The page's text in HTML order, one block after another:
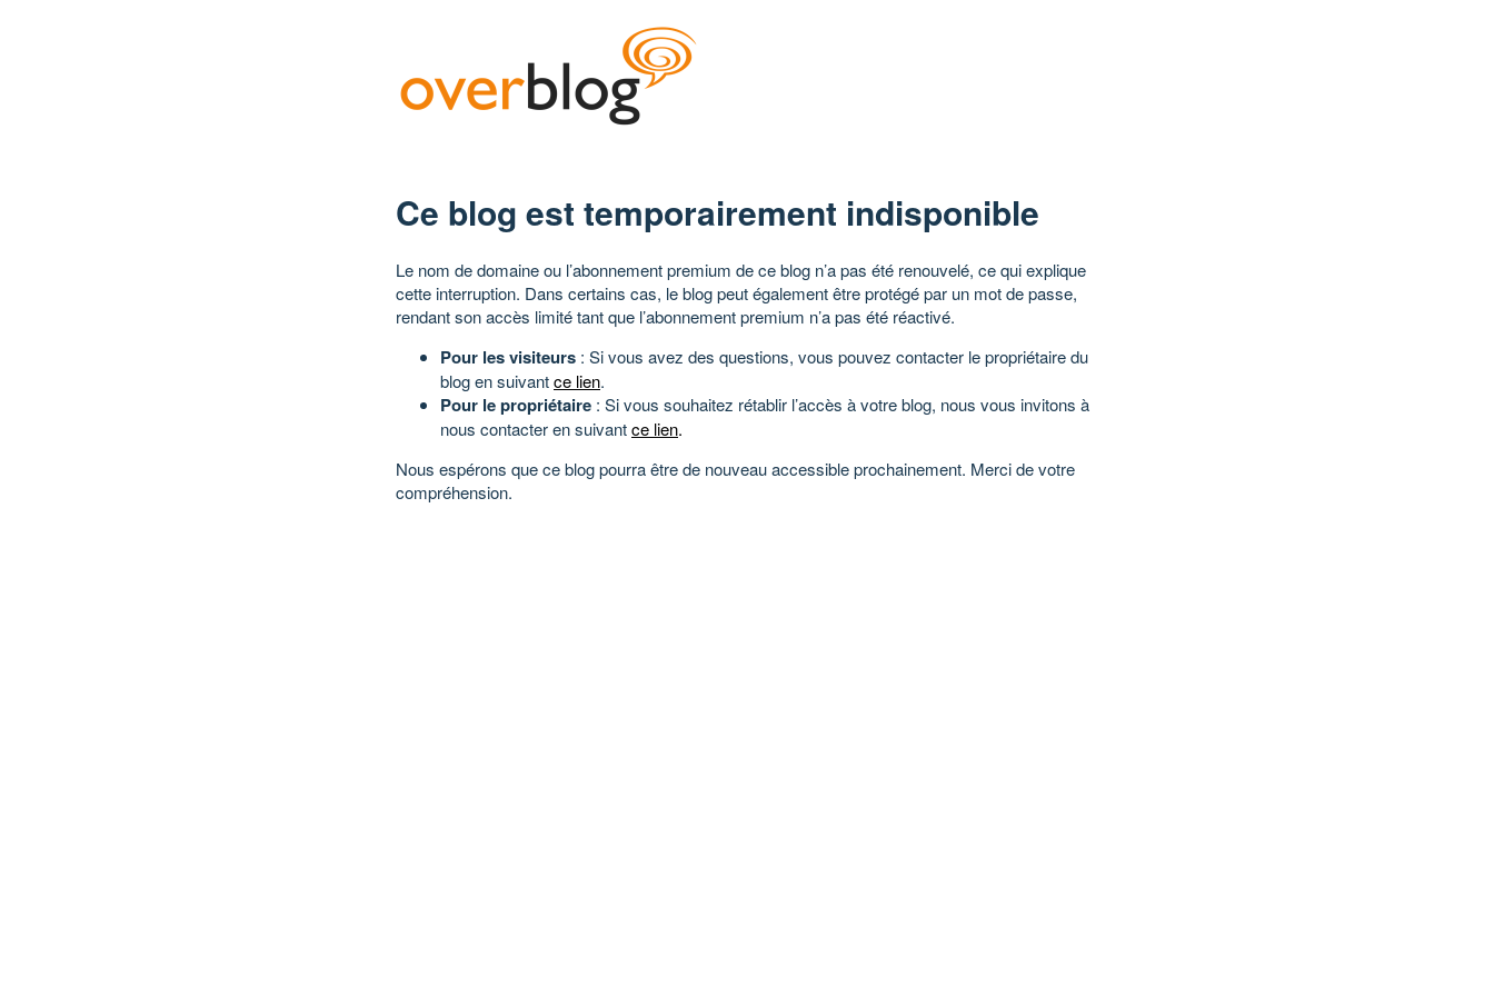
Ce blog est temporairement indisponible
Le nom de domaine ou l’abonnement premium de ce blog n’a pas été renouvelé, ce qui explique
cette interruption. Dans certains cas, le blog peut également être protégé par un mot de passe,
rendant son accès limité tant que l’abonnement premium n’a pas été réactivé.
Pour les visiteurs : Si vous avez des questions, vous pouvez contacter le propriétaire du
blog en suivantce lien.
Pour le propriétaire : Si vous souhaitez rétablir l’accès à votre blog, nous vous invitons à
nous contacter en suivantce lien.
Nous espérons que ce blog pourra être de nouveau accessible prochainement. Merci de votre
compréhension.